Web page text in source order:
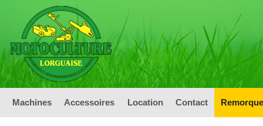
Machines Accessoires Location Contact